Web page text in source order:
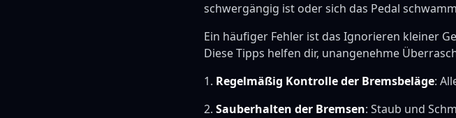
schwergängig ist oder sich das Pedal
Ein häufiger Fehler ist das Ignorieren kleiner
Diese Tipps helfen dir, unangenehme
1. Regelmäßig Kontrolle der Bremsbeläge:
2. Sauberhalten der Bremsen: Staub und